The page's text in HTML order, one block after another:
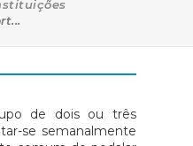
de dois ou três
se semanalmente